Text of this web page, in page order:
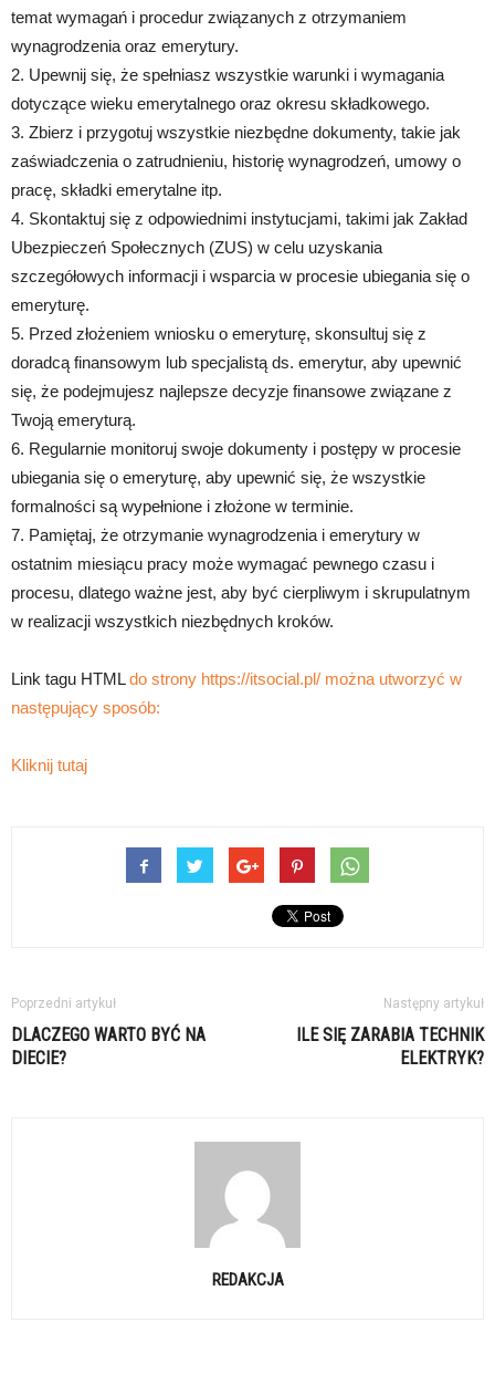
temat wymagań i procedur związanych z otrzymaniem
wynagrodzenia oraz emerytury.
2. Upewnij się, że spełniasz wszystkie warunki i wymagania
dotyczące wieku emerytalnego oraz okresu składkowego.
3. Zbierz i przygotuj wszystkie niezbędne dokumenty, takie jak
zaświadczenia o zatrudnieniu, historię wynagrodzeń, umowy o
pracę, składki emerytalne itp.
4. Skontaktuj się z odpowiednimi instytucjami, takimi jak Zakład
Ubezpieczeń Społecznych (ZUS) w celu uzyskania
szczegółowych informacji i wsparcia w procesie ubiegania się o
emeryturę.
5. Przed złożeniem wniosku o emeryturę, skonsultuj się z
doradcą finansowym lub specjalistą ds. emerytur, aby upewnić
się, że podejmujesz najlepsze decyzje finansowe związane z
Twoją emeryturą.
6. Regularnie monitoruj swoje dokumenty i postępy w procesie
ubiegania się o emeryturę, aby upewnić się, że wszystkie
formalności są wypełnione i złożone w terminie.
7. Pamiętaj, że otrzymanie wynagrodzenia i emerytury w
ostatnim miesiącu pracy może wymagać pewnego czasu i
procesu, dlatego ważne jest, aby być cierpliwym i skrupulatnym
w realizacji wszystkich niezbędnych kroków.
Link tagu HTMLdo strony https://itsocial.pl/ można utworzyć w
następujący sposób:
Kliknij tutaj
Poprzedni artykuł
DLACZEGO WARTO BYĆ NA
DIECIE?
Następny artykuł
ILE SIĘ ZARABIA TECHNIK
ELEKTRYK?
REDAKCJA